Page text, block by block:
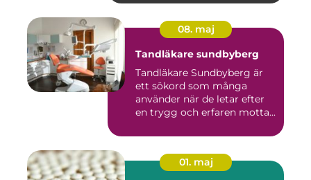
08. maj
Tandläkare sundbyberg
Tandläkare Sundbyberg är
ett sökord som många
använder när de letar efter
en trygg och erfaren motta...
01. maj